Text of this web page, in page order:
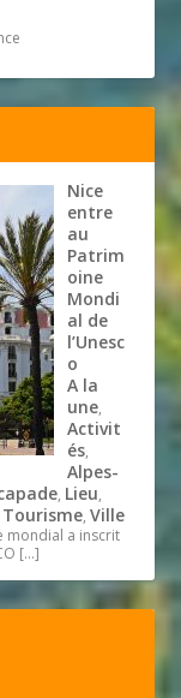
Nice
entre
au
Patrim
oine
Mondi
al de
l’Unesc
o
A la
une,
Activit
és,
Alpes-
, Lieu,
Tourisme,Ville
mondial a inscrit
[…]